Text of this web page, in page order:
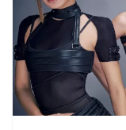
BLACKPINK ร
พร้อมไลฟ์ขอโทษ
กับกิจกรรมฉลอ
By SVVEET KIM On08/